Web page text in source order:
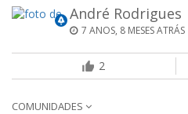
André Rodrigues
7 ANOS, 8 MESES ATRÁS
2
COMUNIDADES